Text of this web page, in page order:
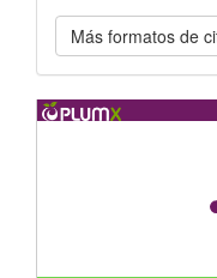
Más formatos de